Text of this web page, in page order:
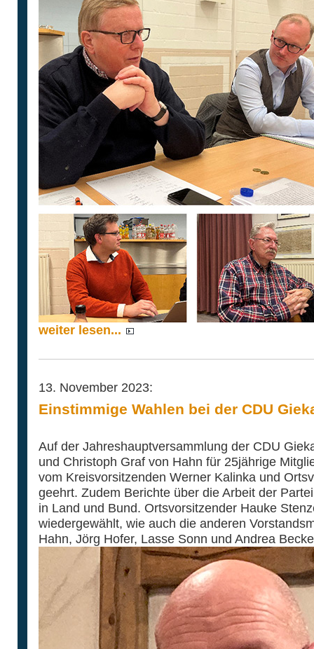
weiter lesen...
13. November 2023:
Einstimmige Wahlen bei der CDU
Auf der Jahreshauptversammlung der CDU
und Christoph Graf von Hahn für 25jährige
vom Kreisvorsitzenden Werner Kalinka und
geehrt. Zudem Berichte über die Arbeit der
in Land und Bund. Ortsvorsitzender Hauke
wiedergewählt, wie auch die anderen
Hahn, Jörg Hofer, Lasse Sonn und Andrea